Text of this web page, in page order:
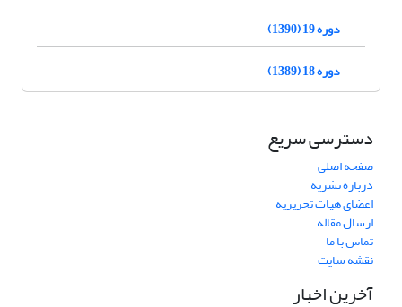
دوره 19 (1390)
دوره 18 (1389)
دسترسی سریع
صفحه اصلی
درباره نشریه
اعضای هیات تحریریه
ارسال مقاله
تماس با ما
نقشه سایت
آخرین اخبار